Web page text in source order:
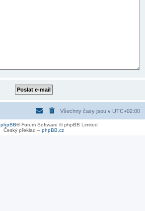
Všechny časy jsou v UTC+02:00
phpBB® Forum Software © phpBB Limited
Český překlad – phpBB.cz